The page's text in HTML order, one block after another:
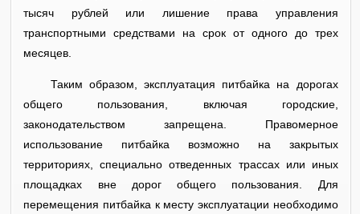
тысяч рублей или лишение права управления
транспортными средствами на срок от одного до трех
месяцев.
Таким образом, эксплуатация питбайка на дорогах
общего пользования, включая городские,
законодательством запрещена. Правомерное
использование питбайка возможно на закрытых
территориях, специально отведенных трассах или иных
площадках вне дорог общего пользования. Для
перемещения питбайка к месту эксплуатации необходимо